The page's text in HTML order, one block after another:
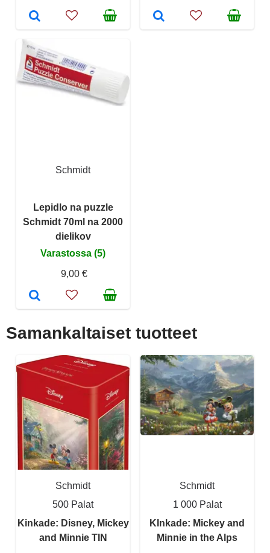
Schmidt
Lepidlo na puzzle
Schmidt 70ml na 2000
dielikov
Varastossa (5)
9,00 €
Samankaltaiset tuotteet
Schmidt
500 Palat
Kinkade: Disney, Mickey
and Minnie TIN
Schmidt
1 000 Palat
KInkade: Mickey and
Minnie in the Alps